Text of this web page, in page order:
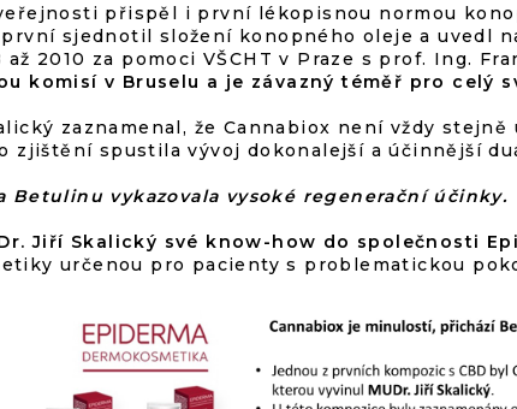
přispěl i první lékopisnou normou
první sjednotil složení konopného oleje a uvedl
2010 za pomoci VŠCHT v Praze s prof. Ing.
komisí v Bruselu a je závazný téměř pro celý
zaznamenal, že Cannabiox není vždy
zjištění spustila vývoj dokonalejší a účinnější
Betulinu vykazovala vysoké regenerační účinky.
Jiří Skalický své know-how do společnosti
určenou pro pacienty s problematickou